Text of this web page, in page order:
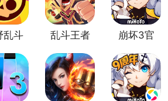
乱斗
官方
乱斗王者
崩坏3官